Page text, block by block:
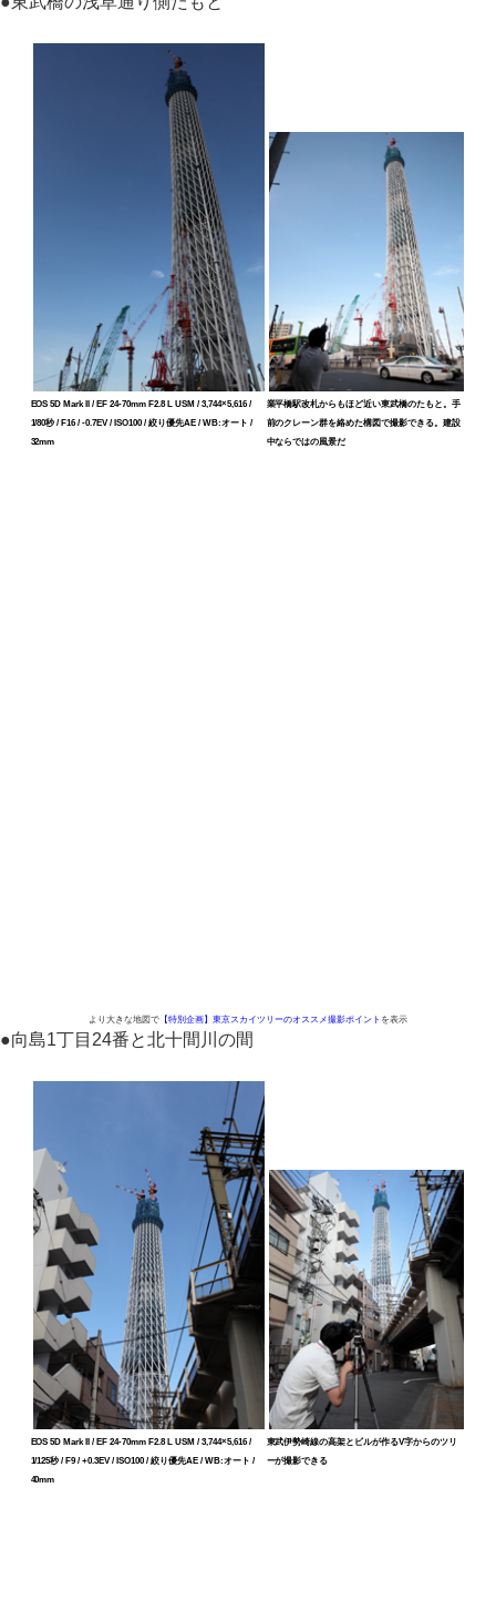
EOS 5D Mark II / EF 24-70mm F2.8 L USM / 3,744×5,616 /
1/80秒 / F16 / -0.7EV / ISO100 / 絞り優先AE / WB:オート /
32mm
業平橋駅改札からもほど近い東武橋のたもと。手
前のクレーン群を絡めた構図で撮影できる。建設
中ならではの風景だ
より大きな地図で 【特別企画】東京スカイツリーのオススメ撮影ポイント を表示
●向島1丁目24番と北十間川の間
EOS 5D Mark II / EF 24-70mm F2.8 L USM / 3,744×5,616 /
1/125秒 / F9 / +0.3EV / ISO100 / 絞り優先AE / WB:オート /
40mm
東武伊勢崎線の高架とビルが作るV字からのツリ
ーが撮影できる